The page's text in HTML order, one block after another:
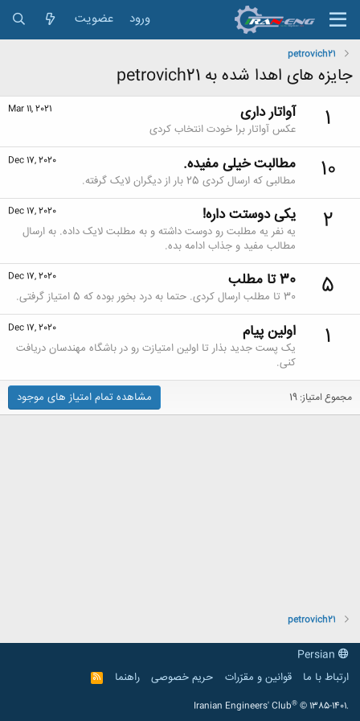
ورود عضویت
petrovich21
جایزه های اهدا شده به petrovich21
1
Mar 11, 2021 آواتار داری
عکس آواتار برا خودت انتخاب کردی
10
Dec 17, 2020 مطالبت خیلی مفیده.
مطالبی که ارسال کردی 25 بار از دیگران لایک گرفته.
2
Dec 17, 2020 یکی دوستت داره!
یه نفر یه مطلبت رو دوست داشته و به مطلبت لایک داده. به ارسال
مطالب مفید و جذاب ادامه بده.
5
Dec 17, 2020 30 تا مطلب
30 تا مطلب ارسال کردی. حتما به درد بخور بوده که 5 امتیاز گرفتی.
1
Dec 17, 2020 اولین پیام
یک پست جدید بذار تا اولین امتیازت رو در باشگاه مهندسان دریافت
کنی.
مجموع امتیاز: 19 مشاهده تمام امتیاز های موجود
petrovich21
ارتباط با ما
قوانین و مقرّرات حریم خصوصی راهنما
R
S
Iranian Engineers' Club® © 1385-1401.